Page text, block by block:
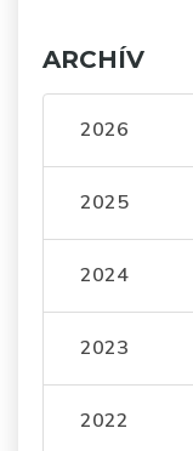
ARCHÍV
2026
2025
2024
2023
2022